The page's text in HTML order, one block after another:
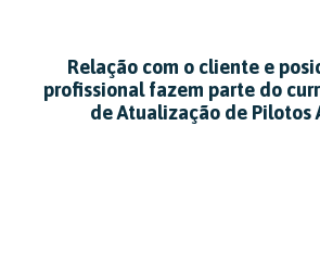
Relação com o cliente e
profissional fazem parte do
de Atualização de Pilotos